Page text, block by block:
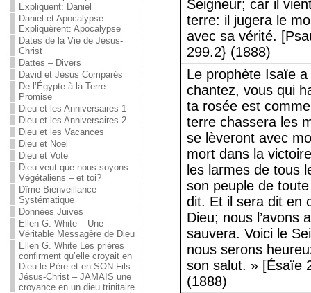
Expliquent: Daniel
Daniel et Apocalypse
Expliquèrent: Apocalypse
Dates de la Vie de Jésus-
Christ
Dattes – Divers
David et Jésus Comparés
De l’Égypte à la Terre
Promise
Dieu et les Anniversaires 1
Dieu et les Anniversaires 2
Dieu et les Vacances
Dieu et Noel
Dieu et Vote
Dieu veut que nous soyons
Végétaliens – et toi?
Dîme Bienveillance
Systématique
Données Juives
Ellen G. White – Une
Véritable Messagère de Dieu
Ellen G. White Les prières
confirment qu’elle croyait en
Dieu le Père et en SON Fils
Jésus-Christ – JAMAIS une
croyance en un dieu trinitaire
Seigneur; car il
terre: il jugera le
avec sa vérité.
299.2} (1888)
Le prophète Isaïe
chantez, vous qui
ta rosée est
terre chassera les
se lèveront avec
mort dans la
les larmes de tous
son peuple de
dit. Et il sera dit en
Dieu; nous l’avons
sauvera. Voici le
nous serons
son salut. » [Ésaïe
(1888)